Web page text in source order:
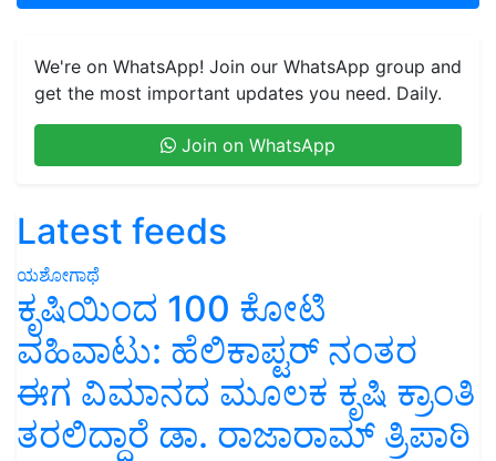
We're on WhatsApp! Join our WhatsApp group and
get the most important updates you need. Daily.
Join on WhatsApp
Latest feeds
ಯಶೋಗಾಥೆ
ಕೃಷಿಯಿಂದ 100 ಕೋಟಿ
ವಹಿವಾಟು: ಹೆಲಿಕಾಪ್ಟರ್ ನಂತರ
ಈಗ ವಿಮಾನದ ಮೂಲಕ ಕೃಷಿ ಕ್ರಾಂತಿ
ತರಲಿದ್ದಾರೆ ಡಾ. ರಾಜಾರಾಮ್ ತ್ರಿಪಾಠಿ